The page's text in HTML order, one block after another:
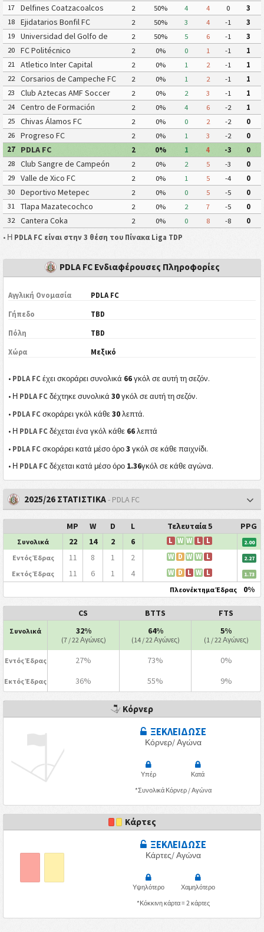
17
Delfines Coatzacoalcos 2 50% 4 4 0
3
18
Ejidatarios Bonfil FC 2 50% 3 4 -1
3
19
Universidad del Golfo de
México FC
2 50% 5 6 -1
3
20
FC Politécnico 2 0% 0 1 -1
1
21
Atletico Inter Capital 2 0% 1 2 -1
1
22
Corsarios de Campeche FC 2 0% 1 2 -1
1
23
Club Aztecas AMF Soccer
Aragón
2 0% 2 3 -1
1
24
Centro de Formación
Chiapas Fútbol
2 0% 4 6 -2
1
25
Chivas Álamos FC 2 0% 0 2 -2
0
26
Progreso FC 2 0% 1 3 -2
0
27
PDLA FC 2 0% 1 4 -3
0
28
Club Sangre de Campeón 2 0% 2 5 -3
0
29
Valle de Xico FC 2 0% 1 5 -4
0
30
Deportivo Metepec
(Eurosoccer FC)
2 0% 0 5 -5
0
31
Tlapa Mazatecochco 2 0% 2 7 -5
0
32
Cantera Coka 2 0% 0 8 -8
0
• Η PDLA FC είναι στην 3 θέση του Πίνακα Liga TDP
PDLA FC Ενδιαφέρουσες Πληροφορίες
Αγγλική Ονομασία PDLA FC
Γήπεδο TBD
Πόλη TBD
Χώρα Μεξικό
• PDLA FC έχει σκοράρει συνολικά 66 γκόλ σε αυτή τη σεζόν.
• Η PDLA FC δέχτηκε συνολικά30 γκόλ σε αυτή τη σεζόν.
• PDLA FC σκοράρει γκόλ κάθε30 λεπτά.
• Η PDLA FC δέχεται ένα γκόλ κάθε 66 λεπτά
• PDLA FC σκοράρει κατά μέσο όρο3 γκόλ σε κάθε παιχνίδι.
• Η PDLA FC δέχεται κατά μέσο όρο 1.36γκόλ σε κάθε αγώνα.
2025/26 ΣΤΑΤΙΣΤΙΚΑ- PDLA FC
MP W D L Τελευταία 5 PPG
Συνολικά 22 14 2 6 L W W L L 2.00
Εντός Έδρας 11 8 1 2 W D W W L 2.27
Εκτός Έδρας 11 6 1 4 W D L W L 1.73
Πλεονέκτημα Έδρας 0%
CS BTTS FTS
Συνολικά 32%
(7 / 22 Αγώνες)
64%
(14 / 22 Αγώνες)
5%
(1 / 22 Αγώνες)
Εντός Έδρας 27% 73% 0%
Εκτός Έδρας 36% 55% 9%
Κόρνερ
ΞΕΚΛΕΙΔΩΣΕ
Κόρνερ/ Αγώνα
Υπέρ
Κατά
*Συνολικά Κόρνερ / Αγώνα
Κάρτες
ΞΕΚΛΕΙΔΩΣΕ
Κάρτες/ Αγώνα
Υψηλότερο
Χαμηλότερο
*Κόκκινη κάρτα = 2 κάρτες